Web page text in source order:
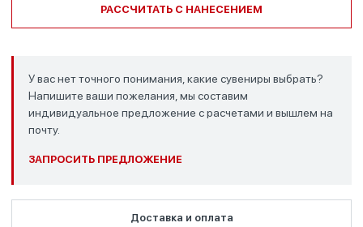
РАССЧИТАТЬ С НАНЕСЕНИЕМ
У вас нет точного понимания, какие сувениры выбрать?
Напишите ваши пожелания, мы составим
индивидуальное предложение с расчетами и вышлем на
почту.
ЗАПРОСИТЬ ПРЕДЛОЖЕНИЕ
Доставка и оплата